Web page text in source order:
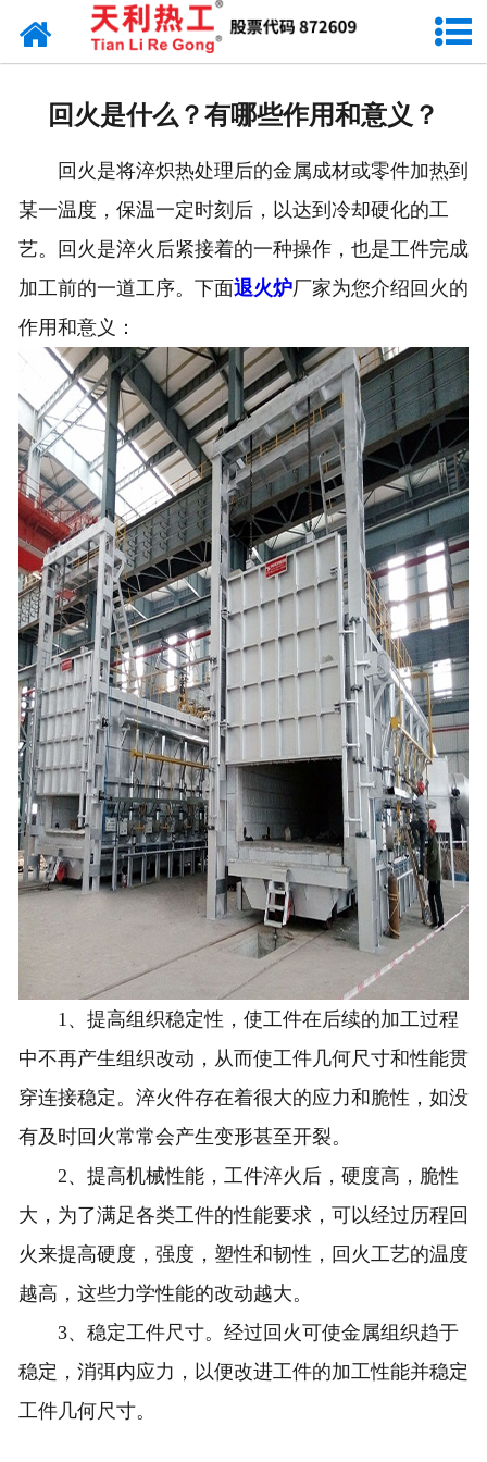
网站首页
回火是什么？有哪些作用和意义？
回火是将淬炽热处理后的金属成材或零件加热到
某一温度，保温一定时刻后，以达到冷却硬化的工
艺。回火是淬火后紧接着的一种操作，也是工件完成
加工前的一道工序。下面退火炉厂家为您介绍回火的
作用和意义：
1、提高组织稳定性，使工件在后续的加工过程
中不再产生组织改动，从而使工件几何尺寸和性能贯
穿连接稳定。淬火件存在着很大的应力和脆性，如没
有及时回火常常会产生变形甚至开裂。
2、提高机械性能，工件淬火后，硬度高，脆性
大，为了满足各类工件的性能要求，可以经过历程回
火来提高硬度，强度，塑性和韧性，回火工艺的温度
越高，这些力学性能的改动越大。
3、稳定工件尺寸。经过回火可使金属组织趋于
稳定，消弭内应力，以便改进工件的加工性能并稳定
工件几何尺寸。